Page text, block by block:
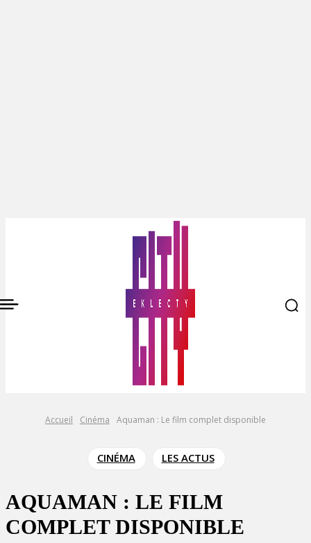
Accueil Cinéma Aquaman : Le film complet disponible
CINÉMA LES ACTUS
AQUAMAN : LE FILM
COMPLET DISPONIBLE